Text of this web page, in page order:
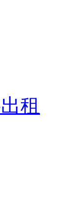
租